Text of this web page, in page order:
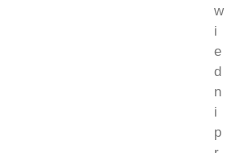
w
i
e
d
n
i
p